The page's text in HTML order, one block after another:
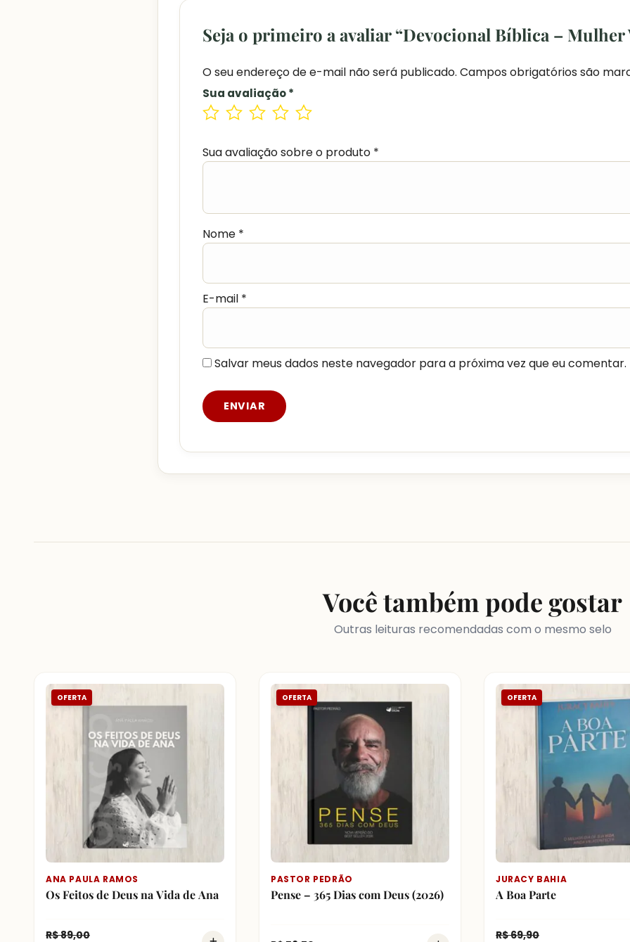
Seja o primeiro a avaliar “Devocional Bíblica – Mulher
O seu endereço de e-mail não será publicado. Campos obrigatórios são
Sua avaliação*
Sua avaliação sobre o produto *
Nome *
E-mail *
Salvar meus dados neste navegador para a próxima vez que eu comentar.
Você também pode gostar
Outras leituras recomendadas com o mesmo selo
OFERTA
ANA PAULA RAMOS
Os Feitos de Deus na Vida de Ana
R$89,00
OFERTA
PASTOR PEDRÃO
Pense – 365 Dias com Deus (2026)
OFERTA
JURACY BAHIA
A Boa Parte
R$69,90